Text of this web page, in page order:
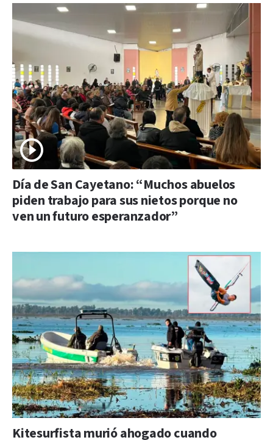
Día de San Cayetano: “Muchos abuelos
piden trabajo para sus nietos porque no
ven un futuro esperanzador”
Kitesurfista murió ahogado cuando